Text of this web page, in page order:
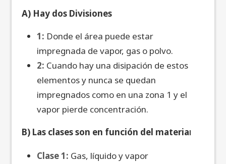
A) Hay dos Divisiones
1: Donde el área puede estar
impregnada de vapor, gas o polvo.
2: Cuando hay una disipación de estos
elementos y nunca se quedan
impregnados como en una zona 1 y el
vapor pierde concentración.
B) Las clases son en función del material
Clase 1: Gas, líquido y vapor